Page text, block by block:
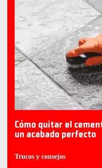
Cómo quitar el
un acabado perfecto
Trucos y consejos